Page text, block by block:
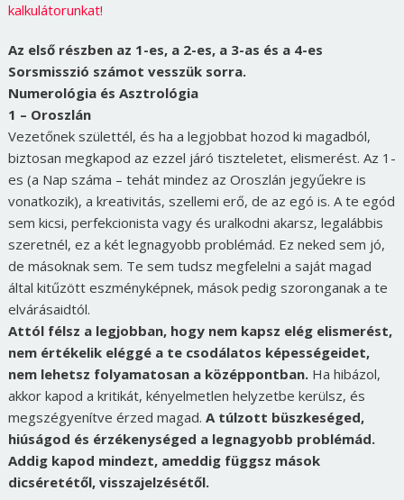
kalkulátorunkat!
Az első részben az 1-es, a 2-es, a 3-as és a 4-es
Sorsmisszió számot vesszük sorra.
Numerológia és Asztrológia
1 – Oroszlán
Vezetőnek születtél, és ha a legjobbat hozod ki magadból,
biztosan megkapod az ezzel járó tiszteletet, elismerést. Az 1-
es (a Nap száma – tehát mindez az Oroszlán jegyűekre is
vonatkozik), a kreativitás, szellemi erő, de az egó is. A te egód
sem kicsi, perfekcionista vagy és uralkodni akarsz, legalábbis
szeretnél, ez a két legnagyobb problémád. Ez neked sem jó,
de másoknak sem. Te sem tudsz megfelelni a saját magad
által kitűzött eszményképnek, mások pedig szoronganak a te
elvárásaidtól.
Attól félsz a legjobban, hogy nem kapsz elég elismerést,
nem értékelik eléggé a te csodálatos képességeidet,
nem lehetsz folyamatosan a középpontban.Ha hibázol,
akkor kapod a kritikát, kényelmetlen helyzetbe kerülsz, és
megszégyenítve érzed magad. A túlzott büszkeséged,
hiúságod és érzékenységed a legnagyobb problémád.
Addig kapod mindezt, ameddig függsz mások
dicséretétől, visszajelzésétől.